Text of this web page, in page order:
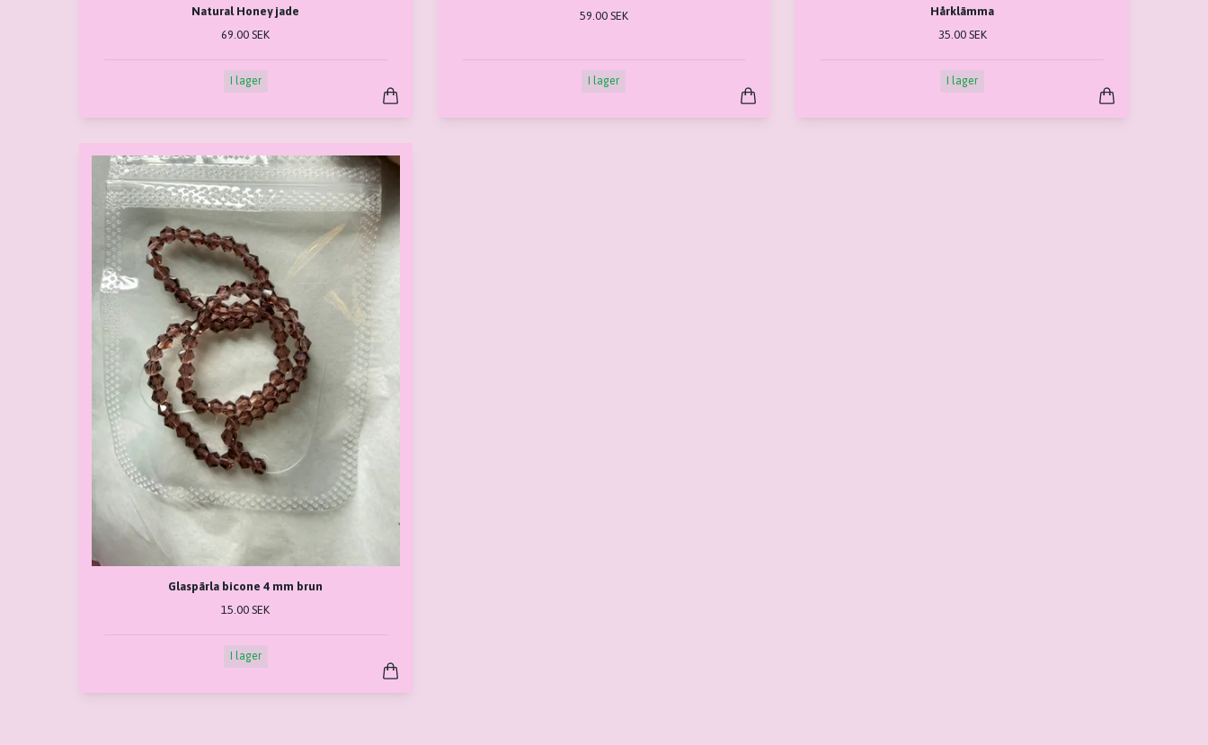
Natural Honey jade
69.00 SEK
I lager
59.00 SEK
I lager
Hårklämma
35.00 SEK
I lager
Glaspärla bicone 4 mm brun
15.00 SEK
I lager